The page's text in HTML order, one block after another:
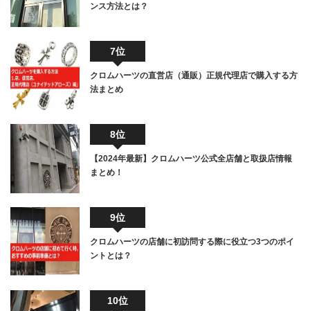
ンス方法とは？
7位
クロムハーツの直営店（通販）正規代理店で購入する方
法まとめ
8位
【2024年最新】クロムハーツ公式全店舗と取扱店情報
まとめ！
9位
クロムハーツの店舗に初訪問する際に役立つ3つのポイ
ントとは？
10位